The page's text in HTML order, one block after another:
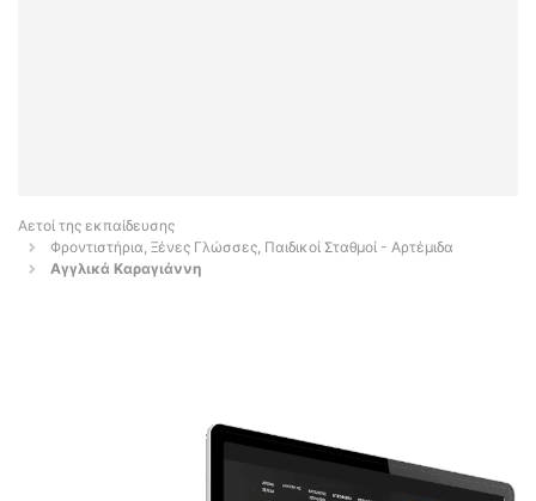
Αετοί της εκπαίδευσης
Φροντιστήρια, Ξένες Γλώσσες, Παιδικοί Σταθμοί - Αρτέμιδα
Αγγλικά Καραγιάννη